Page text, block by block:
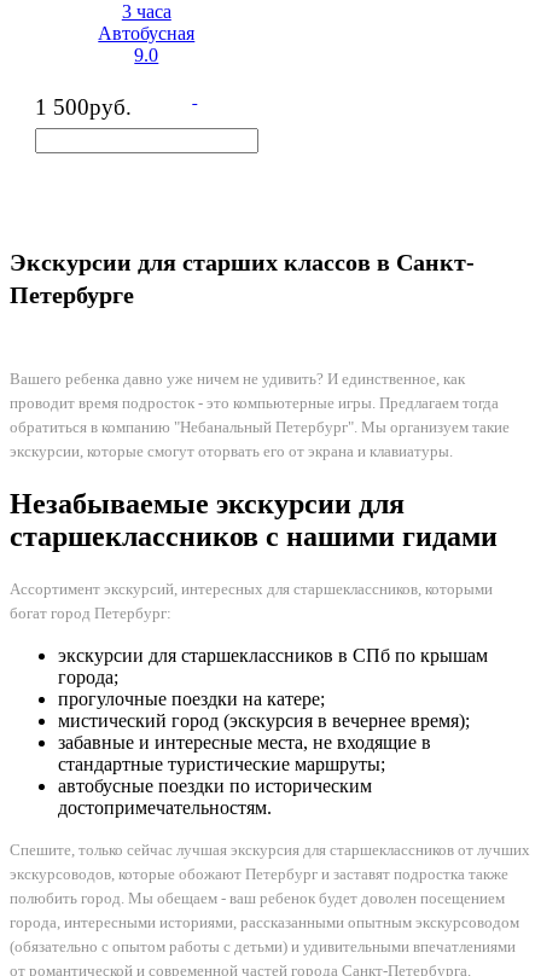
3 часа
Автобусная
9.0
1 500руб.
Экскурсии для старших классов в Санкт-
Петербурге
Вашего ребенка давно уже ничем не удивить? И единственное, как
проводит время подросток - это компьютерные игры. Предлагаем тогда
обратиться в компанию "Небанальный Петербург". Мы организуем такие
экскурсии, которые смогут оторвать его от экрана и клавиатуры.
Незабываемые экскурсии для
старшеклассников с нашими гидами
Ассортимент экскурсий, интересных для старшеклассников, которыми
богат город Петербург:
экскурсии для старшеклассников в СПб по крышам
города;
прогулочные поездки на катере;
мистический город (экскурсия в вечернее время);
забавные и интересные места, не входящие в
стандартные туристические маршруты;
автобусные поездки по историческим
достопримечательностям.
Спешите, только сейчас лучшая экскурсия для старшеклассников от лучших
экскурсоводов, которые обожают Петербург и заставят подростка также
полюбить город. Мы обещаем - ваш ребенок будет доволен посещением
города, интересными историями, рассказанными опытным экскурсоводом
(обязательно с опытом работы с детьми) и удивительными впечатлениями
от романтической и современной частей города Санкт-Петербурга.